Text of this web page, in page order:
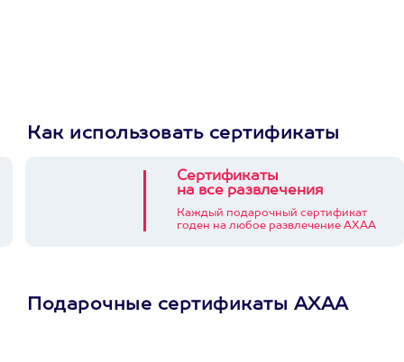
Как использовать сертификаты
Сертификаты
на все развлечения
Каждый подарочный сертификат
годен на любое развлечение АХАА
Подарочные сертификаты АХАА